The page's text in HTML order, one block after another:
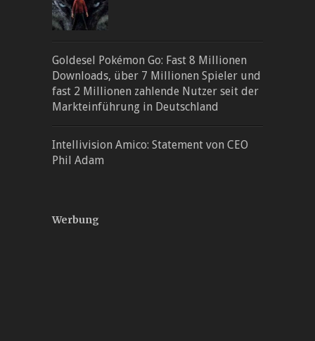
Goldesel Pokémon Go: Fast 8 Millionen
Downloads, über 7 Millionen Spieler und
fast 2 Millionen zahlende Nutzer seit der
Markteinführung in Deutschland
Intellivision Amico: Statement von CEO
Phil Adam
Werbung